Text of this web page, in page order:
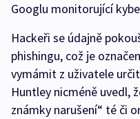
Googlu monitorující
Hackeři se údajně
phishingu, což je
vymámit z uživatele
Huntley nicméně uvedl,
známky narušení“ té či